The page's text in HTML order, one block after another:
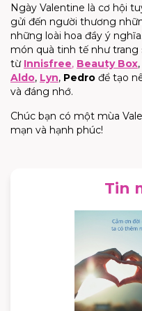
Ngày Valentine là cơ hội
gửi đến người thương
những loài hoa đầy ý
món quà tinh tế như trang
từ Innisfree, Beauty Box
Aldo, Lyn, Pedro để tạo
và đáng nhớ.
Chúc bạn có một mùa
mạn và hạnh phúc!
Tin